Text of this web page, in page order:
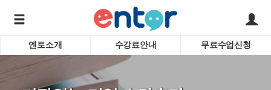
학습도우미 G1
서비스안내
어린이
엔토소개 수강료안내 무료수업신청